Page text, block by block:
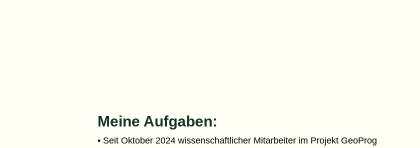
Meine Aufgaben:
• Seit Oktober 2024 wissenschaftlicher Mitarbeiter im Projekt GeoProg